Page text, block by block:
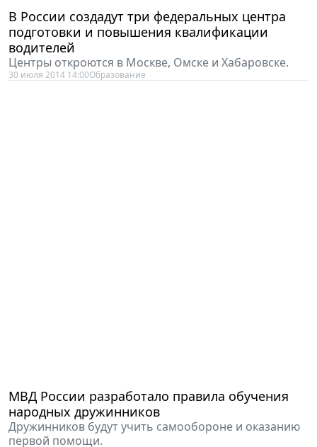
подготовки и повышения квалификации
водителей
Центры откроются в Москве, Омске и Хабаровске.
30 июля 2014 14:00Образование
народных дружинников
Дружинников будут учить самообороне и оказанию
первой помощи.
30 июля 2014 13:30Общество